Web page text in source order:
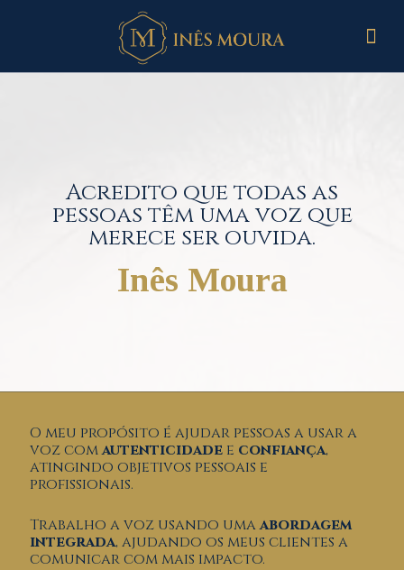
Acredito que todas as
pessoas têm uma voz que
merece ser ouvida.
Inês Moura
O meu propósito é ajudar pessoas a usar a
voz comautenticidade e confiança,
atingindo objetivos pessoais e
profissionais.
Trabalho a voz usando umaabordagem
integrada, ajudando os meus clientes a
comunicar com mais impacto.